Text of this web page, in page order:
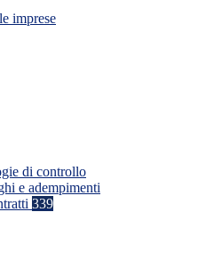
imprese
di controllo
e adempimenti
339